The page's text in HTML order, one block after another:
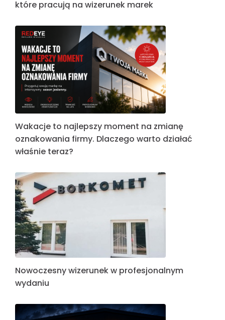
które pracują na wizerunek marek
Wakacje to najlepszy moment na zmianę
oznakowania firmy. Dlaczego warto działać
właśnie teraz?
Nowoczesny wizerunek w profesjonalnym
wydaniu